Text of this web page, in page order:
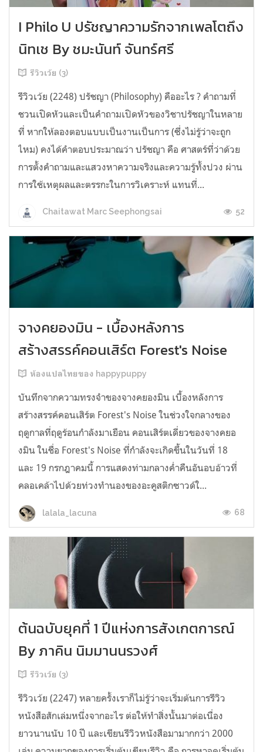
I Philo U ปรัชญาความรักจากเพลโตถึง
นิทเช By ชมะนันท์ จันทร์ศรี
รีวิวเว้ย (3)
รีวิวเว้ย (2248) ปรัชญา (Philosophy) คืออะไร ? คำถามที่
ชวนเปิดหัวและเป็นคำถามเปิดหัวของวิชาปรัชญาในหลาย
ที่ หากให้ลองตอบแบบเป็นงานเป็นการ (ซึ่งไม่รู้ว่าจะถูก
ไหม) คงได้คำตอบประมาณว่า ปรัชญา คือ ศาสตร์ที่ว่าด้วย
การตั้งคำถามและแสวงหาความจริงและความรู้ทั้งปวง ผ่าน
การใช้เหตุผลและตรรกะในการวิเคราะห์ แทนที่...
Chaitawat Marc Seephongsai 52
จางคยองมิน - เบื้องหลังการ
สร้างสรรค์คอนเสิร์ต Forest's Noise
ห้องแปลไทยของ happypuppy
บันทึกจากความทรงจำของจางคยองมิน เบื้องหลังการ
สร้างสรรค์คอนเสิร์ต Forest's Noise ในช่วงใจกลางของ
ฤดูกาลที่ฤดูร้อนกำลังมาเยือน คอนเสิร์ตเดี่ยวของจางคยอ
งมิน ในชื่อ Forest's Noise ที่กำลังจะเกิดขึ้นในวันที่ 18
และ 19 กรกฎาคมนี้ การแสดงท่ามกลางค่ำคืนอันอบอ้าวที่
คลอเคล้าไปด้วยท่วงทำนองของอะคูสติกซาวด์ใ...
lalala_lacuna 68
ต้นฉบับยุคที่ 1 ปีแห่งการสังเกตการณ์
By ภาคิน นิมมานนรวงศ์
รีวิวเว้ย (3)
รีวิวเว้ย (2247) หลายครั้งเราก็ไม่รู้ว่าจะเริ่มต้นการรีวิว
หนังสือสักเล่มหนึ่งจากอะไร ต่อให้ทำสิ่งนั้นมาต่อเนื่อง
ยาวนานนับ 10 ปี และเขียนรีวิวหนังสือมามากกว่า 2000